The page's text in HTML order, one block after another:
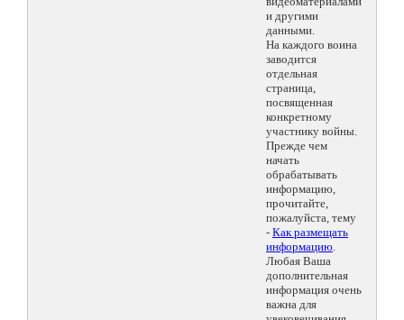
и другими
данными.
На каждого воина
заводится
отдельная
страница,
посвященная
конкретному
участнику войны.
Прежде чем
начать
обрабатывать
информацию,
прочитайте,
пожалуйста, тему
- Как размещать
информацию.
Любая Ваша
дополнительная
информация очень
важна для